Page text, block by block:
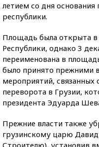
летием со дня
республики.
Площадь была открыта
Республики, однако 3
переименована в
было принято прежними
мероприятий,
переворота в Грузии,
президента Эдуарда
Прежние власти также
грузинскому царю
Строителю), установив